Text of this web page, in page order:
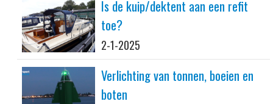
Is de kuip/dektent aan een refit
toe?
2-1-2025
Verlichting van tonnen, boeien en
boten